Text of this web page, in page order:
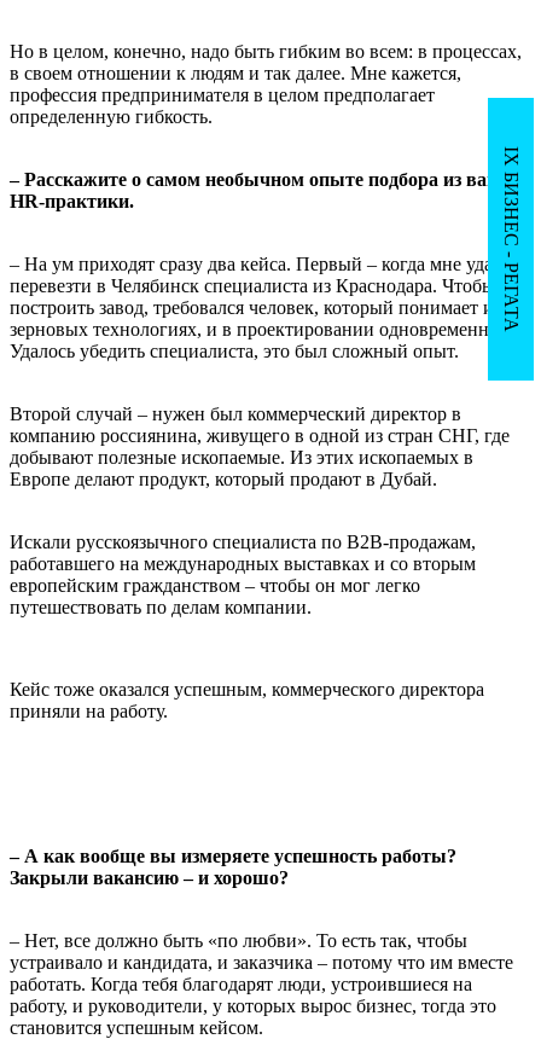
Но в целом, конечно, надо быть гибким во всем: в процессах,
в своем отношении к людям и так далее. Мне кажется,
профессия предпринимателя в целом предполагает
определенную гибкость.
– Расскажите о самом необычном опыте подбора из вашей
HR-практики.
– На ум приходят сразу два кейса. Первый – когда мне удалось
перевезти в Челябинск специалиста из Краснодара. Чтобы
построить завод, требовался человек, который понимает и в
зерновых технологиях, и в проектировании одновременно.
Удалось убедить специалиста, это был сложный опыт.
Второй случай – нужен был коммерческий директор в
компанию россиянина, живущего в одной из стран СНГ, где
добывают полезные ископаемые. Из этих ископаемых в
Европе делают продукт, который продают в Дубай.
Искали русскоязычного специалиста по B2B-продажам,
работавшего на международных выставках и со вторым
европейским гражданством – чтобы он мог легко
путешествовать по делам компании.
Кейс тоже оказался успешным, коммерческого директора
приняли на работу.
– А как вообще вы измеряете успешность работы?
Закрыли вакансию – и хорошо?
– Нет, все должно быть «по любви». То есть так, чтобы
устраивало и кандидата, и заказчика – потому что им вместе
работать. Когда тебя благодарят люди, устроившиеся на
работу, и руководители, у которых вырос бизнес, тогда это
становится успешным кейсом.
IX БИЗНЕС - РЕГАТА